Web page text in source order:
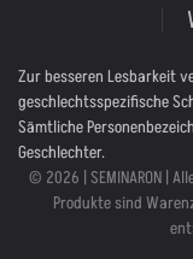
Zur besseren Lesbarkeit
geschlechtsspezifische
Sämtliche
Geschlechter.
© 2026 | SEMINARON |
Produkte sind